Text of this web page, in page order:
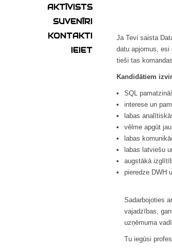
AKTĪVISTS
SUVENĪRI
KONTAKTI
IEIET
Ja Tevi saista
datu apjomus, esi
tieši tas
Kandidātiem
SQL
interese un
labas
vēlme apgūt
labas
labas latviešu
augstākā
pieredze DWH
Sadarbojoties
vajadzības,
uzņēmuma
Tu iegūsi